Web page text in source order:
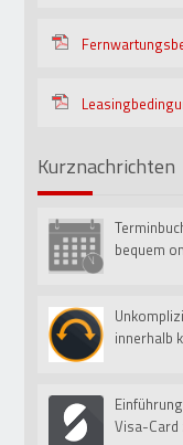
Kurznachrichten
15Mai
bequem
01Jan
innerhalb
01Sep
Visa-Card